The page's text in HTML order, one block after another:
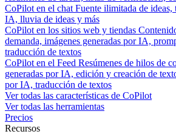
CoPilot en el chat Fuente ilimitada de ideas,
IA, lluvia de ideas y más
CoPilot en los sitios web y tiendas
demanda, imágenes generadas por IA,
traducción de textos
CoPilot en el Feed Resúmenes de hilos de
generadas por IA, edición y creación de
por IA, traducción de textos
Ver todas las características de CoPilot
Ver todas las herramientas
Precios
Recursos